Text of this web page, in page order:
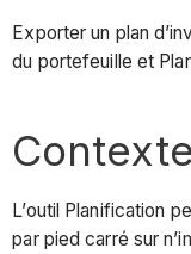
Exporter un plan
du portefeuille et
Contexte
L’outil Planification
par pied carré sur